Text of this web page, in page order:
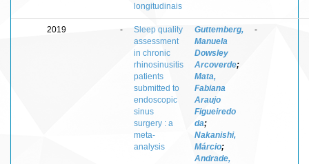
longitudinais
2019 -
Sleep quality
assessment
in chronic
rhinosinusitis
patients
submitted to
endoscopic
sinus
surgery : a
meta-
analysis
Guttemberg,
Manuela
Dowsley
Arcoverde;
Mata,
Fabiana
Araujo
Figueiredo
da;
Nakanishi,
Márcio;
Andrade,
-